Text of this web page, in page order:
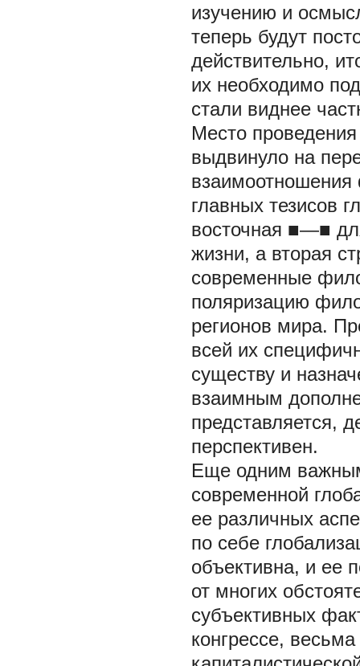
изучению и
теперь будут
действительно,
их необходимо
стали виднее
Место
выдвинуло на
главных тезисов
восточная ■—■
жизни, а вторая
современные
поляризацию
регионов мира.
всей их
существу и
взаимным
представляется,
перспективен.
Еще одним
современной
ее различных
по себе
объективна, и ее
от многих
субъективных
конгрессе,